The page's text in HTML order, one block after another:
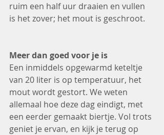
ruim een half uur draaien en vullen
is het zover; het mout is geschroot.
Meer dan goed voor je is
Een inmiddels opgewarmd keteltje
van 20 liter is op temperatuur, het
mout wordt gestort. We weten
allemaal hoe deze dag eindigt, met
een eerder gemaakt biertje. Vol trots
geniet je ervan, en kijk je terug op